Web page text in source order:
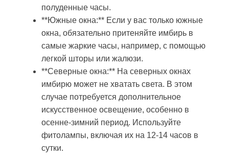
полуденные часы.
**Южные окна:** Если у вас только южные
окна, обязательно притеняйте имбирь в
самые жаркие часы, например, с помощью
легкой шторы или жалюзи.
**Северные окна:** На северных окнах
имбирю может не хватать света. В этом
случае потребуется дополнительное
искусственное освещение, особенно в
осенне-зимний период. Используйте
фитолампы, включая их на 12-14 часов в
сутки.